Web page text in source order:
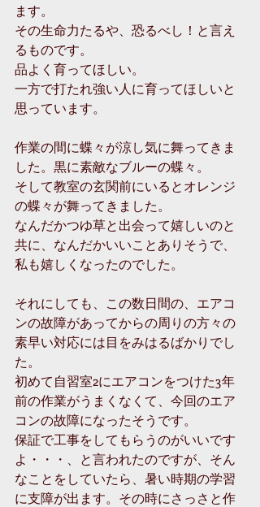
ます。
その生命力たるや、恐るべし！と言え
るものです。
品よく育ってほしい。
一方で打たれ強い人に育ってほしいと
思っています。
作業の間に蝶々が涼し気に舞ってきま
した。黒に素敵なブルーの蝶々。
そして教室の玄関前にいるとオレンジ
の蝶々が舞ってきました。
なんだかつゆ草と出会って嬉しいのと
共に、なんだかいいことありそうで、
私も嬉しくなったのでした。
それにしても、この数日間の、エアコ
ンの故障があってからの周りの方々の
素早い対応には目をみはるばかりでし
た。
初めて自習室2にエアコンをつけた3年
前の作業がうまくなくて、今回のエア
コンの故障になったそうです。
保証で工事をしてもらうのがいいです
よ・・・、と言われたのですが、そん
なことをしていたら、暑い時期の学習
に支障が出ます。その時にさっさと作